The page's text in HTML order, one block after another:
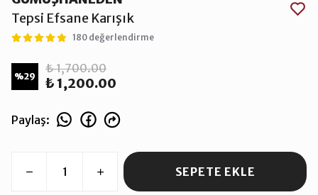
Tepsi Efsane Karışık
180 değerlendirme
%29
₺ 1,700.00
₺ 1,200.00
Paylaş:
SEPETE EKLE